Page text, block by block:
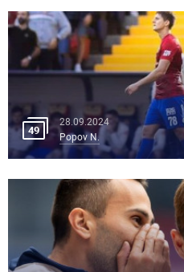
49
28.09.2024
Popov N.